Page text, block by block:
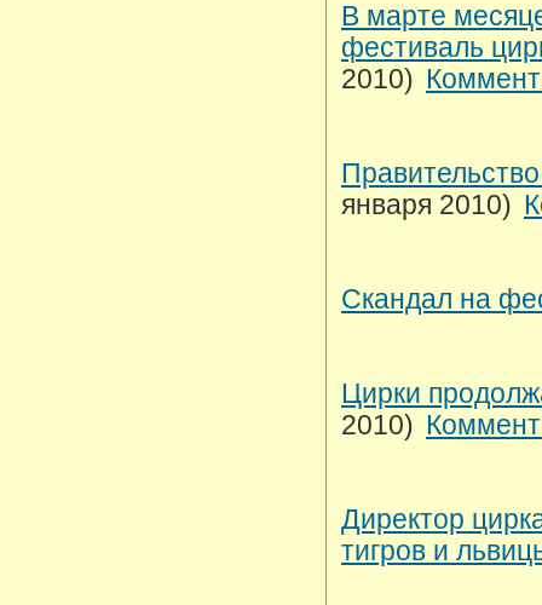
В марте
фестиваль
2010)
января 2010)
Скандал на
Цирки
2010)
Директор
тигров и